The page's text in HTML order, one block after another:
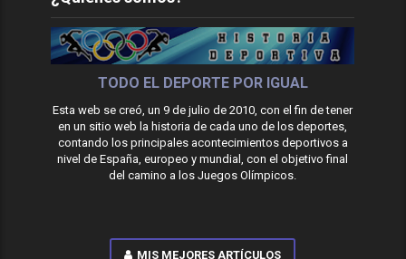
TODO EL DEPORTE POR IGUAL
Esta web se creó, un 9 de julio de 2010, con el fin de tener
en un sitio web la historia de cada uno de los deportes,
contando los principales acontecimientos deportivos a
nivel de España, europeo y mundial, con el objetivo final
del camino a los Juegos Olímpicos.
MIS MEJORES ARTÍCULOS